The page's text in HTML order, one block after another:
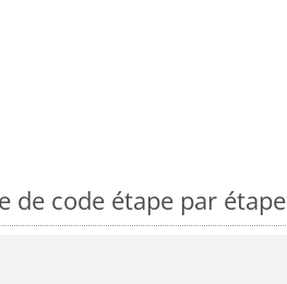
de code étape par étape